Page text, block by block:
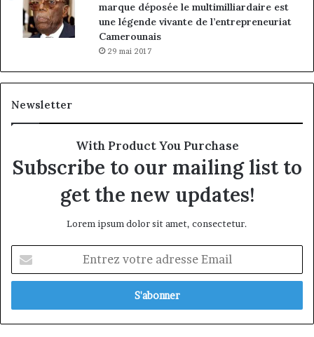
marque déposée le multimilliardaire est
une légende vivante de l’entrepreneuriat
Camerounais
29 mai 2017
Newsletter
With Product You Purchase
Subscribe to our mailing list to
get the new updates!
Lorem ipsum dolor sit amet, consectetur.
votre
adresse